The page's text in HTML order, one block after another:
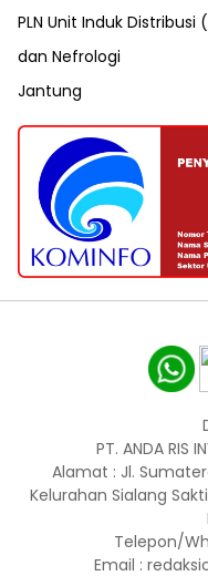
PLN Unit Induk Distribusi
dan Nefrologi
Jantung
PT. ANDA RIS
Alamat : Jl.
Kelurahan Sialang
Telepon/
Email :